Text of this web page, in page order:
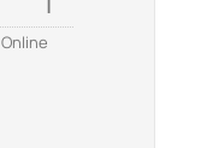
Online